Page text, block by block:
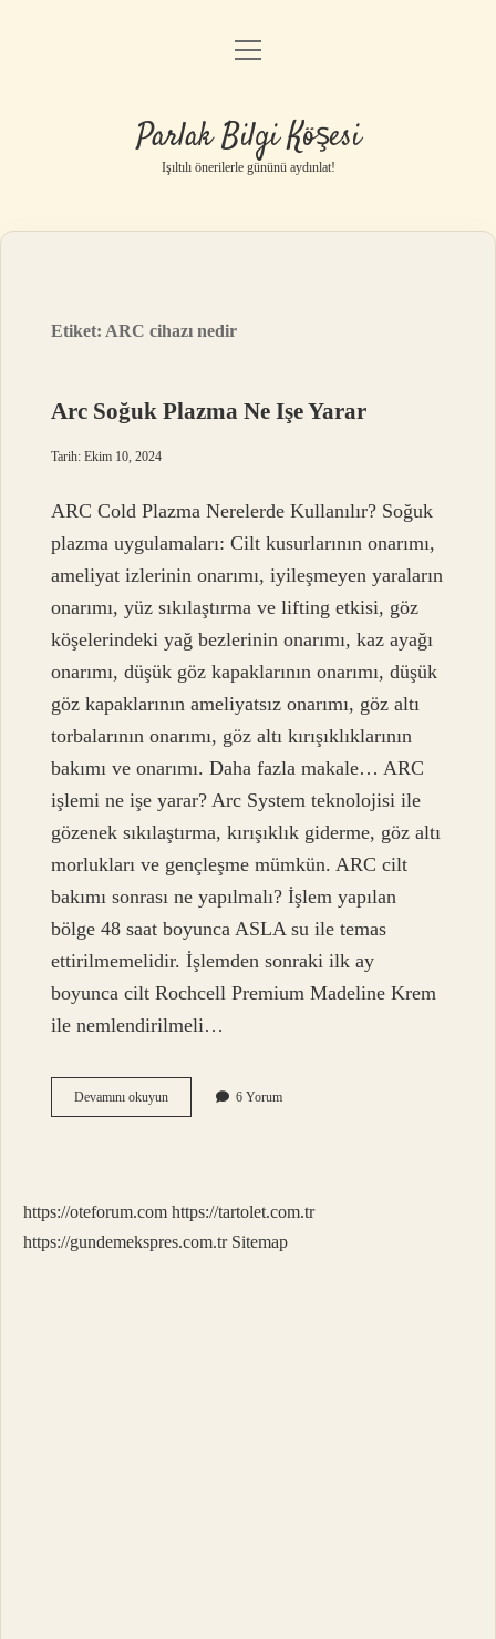
Anasayfa
Yasal Uyarı
menüyü
Parlak Bilgi Köşesi
Işıltılı önerilerle gününü aydınlat!
Etiket: ARC cihazı nedir
Arc Soğuk Plazma Ne Işe Yarar
Tarih: Ekim 10, 2024
ARC Cold Plazma Nerelerde Kullanılır? Soğuk
plazma uygulamaları: Cilt kusurlarının onarımı,
ameliyat izlerinin onarımı, iyileşmeyen yaraların
onarımı, yüz sıkılaştırma ve lifting etkisi, göz
köşelerindeki yağ bezlerinin onarımı, kaz ayağı
onarımı, düşük göz kapaklarının onarımı, düşük
göz kapaklarının ameliyatsız onarımı, göz altı
torbalarının onarımı, göz altı kırışıklıklarının
bakımı ve onarımı. Daha fazla makale… ARC
işlemi ne işe yarar? Arc System teknolojisi ile
gözenek sıkılaştırma, kırışıklık giderme, göz altı
morlukları ve gençleşme mümkün. ARC cilt
bakımı sonrası ne yapılmalı? İşlem yapılan
bölge 48 saat boyunca ASLA su ile temas
ettirilmemelidir. İşlemden sonraki ilk ay
boyunca cilt Rochcell Premium Madeline Krem
ile nemlendirilmeli…
Devamını okuyunArc
Soğuk
6 Yorum
https://oteforum.com https://tartolet.com.tr
https://gundemekspres.com.tr Sitemap